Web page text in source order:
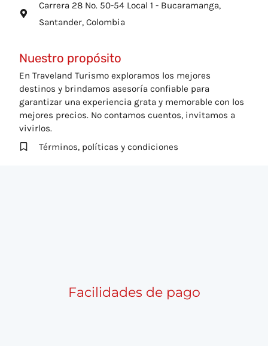
Carrera 28 No. 50-54 Local 1 - Bucaramanga,
Santander, Colombia
Nuestro propósito
En Traveland Turismo exploramos los mejores
destinos y brindamos asesoría confiable para
garantizar una experiencia grata y memorable con los
mejores precios. No contamos cuentos, invitamos a
vivirlos.
Términos, políticas y condiciones
Facilidades de pago